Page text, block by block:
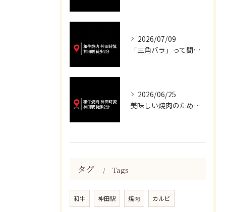
2026/07/09
「三角バラ」って聞くと脂っこいイメージが強いかもしれませんが...
2026/06/25
美味しい焼肉のために、妥協は一切いたしません✨
タグ Tags
和牛 神田駅 焼肉 カルビ